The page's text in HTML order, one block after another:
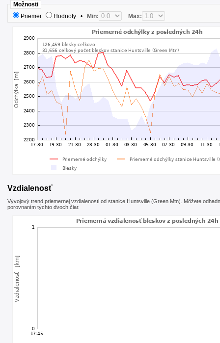
Možnosti
Priemer
Hodnoty • Min: Max:
Vzdialenosť
Vývojový trend priemernej vzdialenosti od stanice Huntsville (Green Mtn). Môžete
porovnaním týchto dvoch čiar.